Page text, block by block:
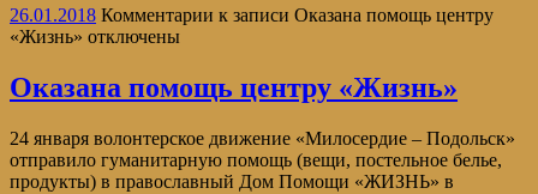
26.01.2018 Комментарии к записи Оказана помощь центру
«Жизнь» отключены
Оказана помощь центру «Жизнь»
24 января волонтерское движение «Милосердие – Подольск»
отправило гуманитарную помощь (вещи, постельное белье,
продукты) в православный Дом Помощи «ЖИЗНЬ» в